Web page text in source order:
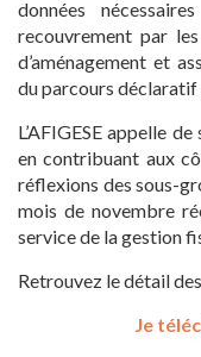
données
recouvrement par
d’aménagement et
du parcours déclaratif
L’AFIGESE appelle
en contribuant aux
réflexions des sous-
mois de novembre
service de la gestion
Retrouvez le détail
Je